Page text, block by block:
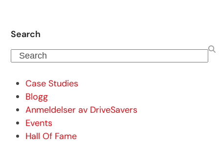
Search
Search
Case Studies
Blogg
Anmeldelser av DriveSavers
Events
Hall Of Fame